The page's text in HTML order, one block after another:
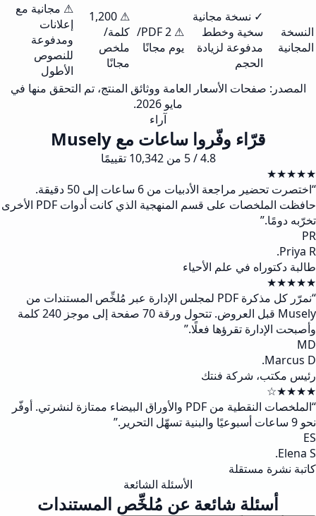
النسخة
المجانية
✓ نسخة مجانية
سخية وخطط
مدفوعة لزيادة
الحجم
⚠ 2 PDF/
يوم مجانًا
⚠ 1,200
كلمة/
ملخص
مجانًا
⚠ مجانية مع
إعلانات
ومدفوعة
للنصوص
الأطول
المصدر: صفحات الأسعار العامة ووثائق المنتج، تم التحقق منها في
مايو 2026.
آراء
قرّاء وفّروا ساعات مع Musely
4.8 / 5 من 10,342 تقييمًا
★★★★★
“
اختصرت تحضير مراجعة الأدبيات من 6 ساعات إلى 50 دقيقة.
حافظت الملخصات على قسم المنهجية الذي كانت أدوات PDF الأخرى
تخرّبه دومًا.”
PR
Priya R.
طالبة دكتوراه في علم الأحياء
★★★★★
“
نمرّر كل مذكرة PDF لمجلس الإدارة عبر مُلخِّص المستندات من
Musely قبل العروض. تتحول ورقة 70 صفحة إلى موجز 240 كلمة
وأصبحت الإدارة تقرؤها فعلًا.”
MD
Marcus D.
رئيس مكتب، شركة فنتك
★★★★☆
“
الملخصات النقطية من PDF والأوراق البيضاء ممتازة لنشرتي. أوفّر
نحو 9 ساعات أسبوعيًا والبنية تسهّل التحرير.
”
ES
Elena S.
كاتبة نشرة مستقلة
الأسئلة الشائعة
أسئلة شائعة عن مُلخِّص المستندات